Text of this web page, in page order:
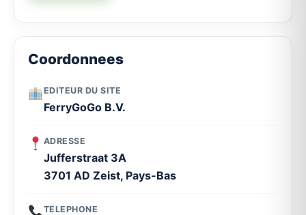
Coordonnees
EDITEUR DU SITE
FerryGoGo B.V.
ADRESSE
Jufferstraat 3A
3701 AD Zeist, Pays-Bas
TELEPHONE